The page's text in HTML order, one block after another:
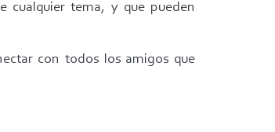
cualquier tema, y que pueden
con todos los amigos que